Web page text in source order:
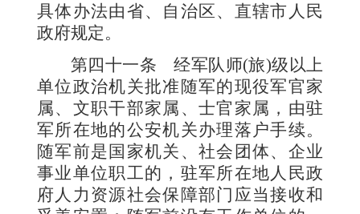
具体办法由省、自治区、直辖市人民
政府规定。
第四十一条经军队师(旅)级以上
单位政治机关批准随军的现役军官家
属、文职干部家属、士官家属，由驻
军所在地的公安机关办理落户手续。
随军前是国家机关、社会团体、企业
事业单位职工的，驻军所在地人民政
府人力资源社会保障部门应当接收和